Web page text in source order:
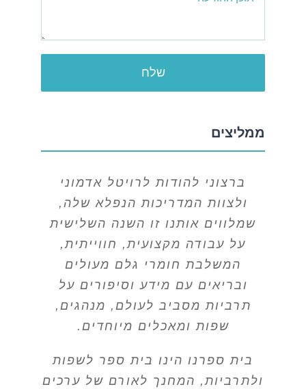
ממליצים
ברצוני להודות לרויטל אדמוני
ולצוות המדריכות הנפלא שלה,
שמלווים אותנו זו השנה השלישית
על עבודה מקצועית, חווייתית,
המשלבת חומרי גלם מעולים
ובריאים עם מידע וסיפורים על
תרביות מסביב לעולם, מנהגים,
שפות ומאכלים מיוחדים.
בית ספרנו הינו בית ספר לשפות
ולתרביות, המחנך לאורם של ערכים